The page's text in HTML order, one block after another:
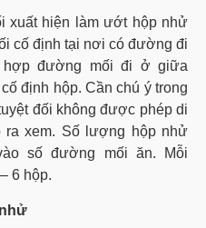
xuất hiện làm ướt hộp nhử
cố định tại nơi có đường đi
đường mối đi ở giữa
định hộp. Cần chú ý trong
đối không được phép di
ra xem. Số lượng hộp nhử
số đường mối ăn. Mỗi
6 hộp.